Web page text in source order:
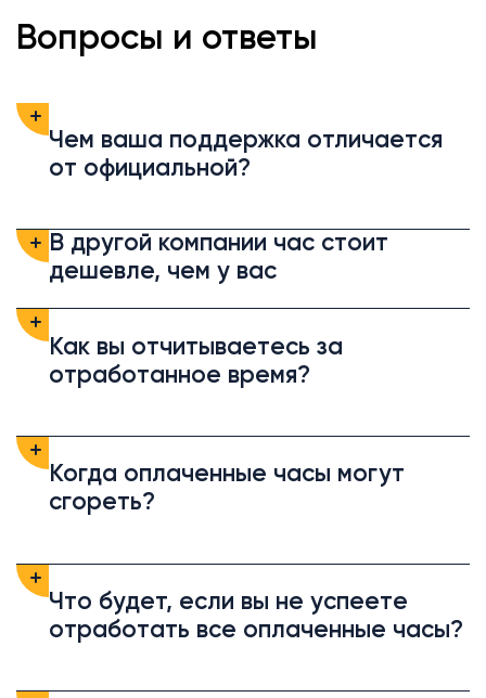
Вопросы и ответы
Чем ваша поддержка отличается
от официальной?
В другой компании час стоит
дешевле, чем у вас
Как вы отчитываетесь за
отработанное время?
Когда оплаченные часы могут
сгореть?
Что будет, если вы не успеете
отработать все оплаченные часы?